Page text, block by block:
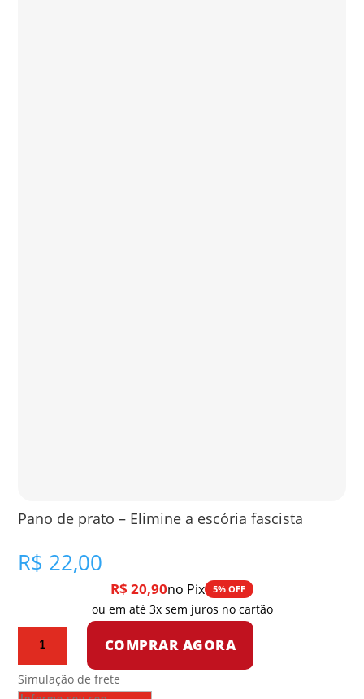
Pano de prato – Elimine a escória fascista
R$ 22,00
R$ 20,90no Pix 5% OFF
ou em até 3x sem juros no cartão
-
COMPRAR AGORA
Simulação de frete